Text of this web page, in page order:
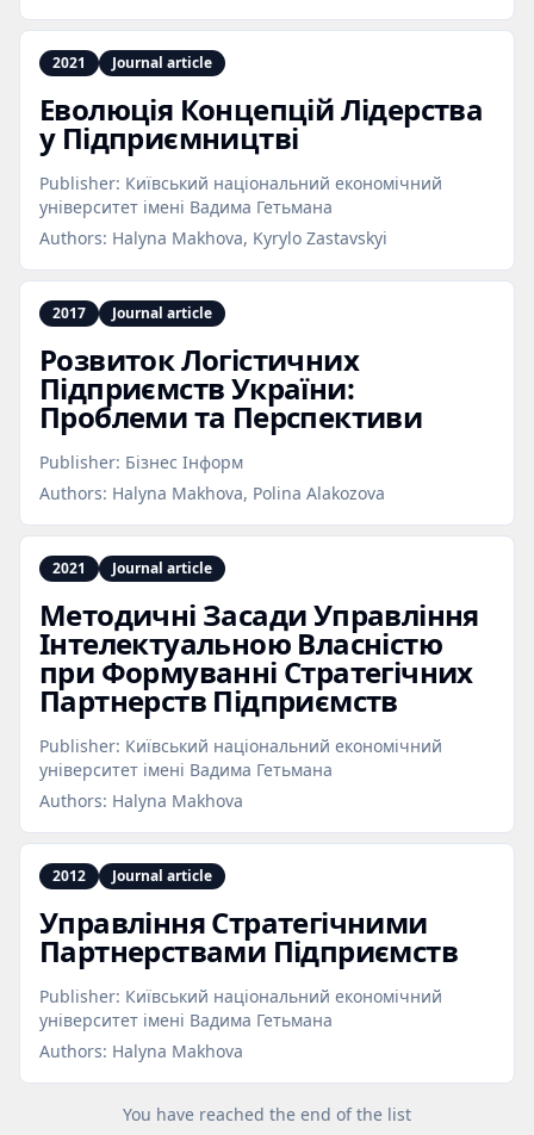
2021 Journal article
Еволюція Концепцій Лідерства
у Підприємництві
Publisher: Київський національний економічний
університет імені Вадима Гетьмана
Authors: Halyna Makhova, Kyrylo Zastavskyi
2017 Journal article
Розвиток Логістичних
Підприємств України:
Проблеми та Перспективи
Publisher: Бізнес Інформ
Authors: Halyna Makhova, Polina Alakozova
2021 Journal article
Методичні Засади Управління
Інтелектуальною Власністю
при Формуванні Стратегічних
Партнерств Підприємств
Publisher: Київський національний економічний
університет імені Вадима Гетьмана
Authors: Halyna Makhova
2012 Journal article
Управління Стратегічними
Партнерствами Підприємств
Publisher: Київський національний економічний
університет імені Вадима Гетьмана
Authors: Halyna Makhova
You have reached the end of the list